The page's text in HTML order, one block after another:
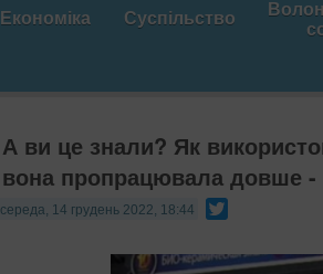
Економіка Суспільство
А ви це знали? Як
вона пропрацювала довше -
середа, 14 грудень 2022, 18:44